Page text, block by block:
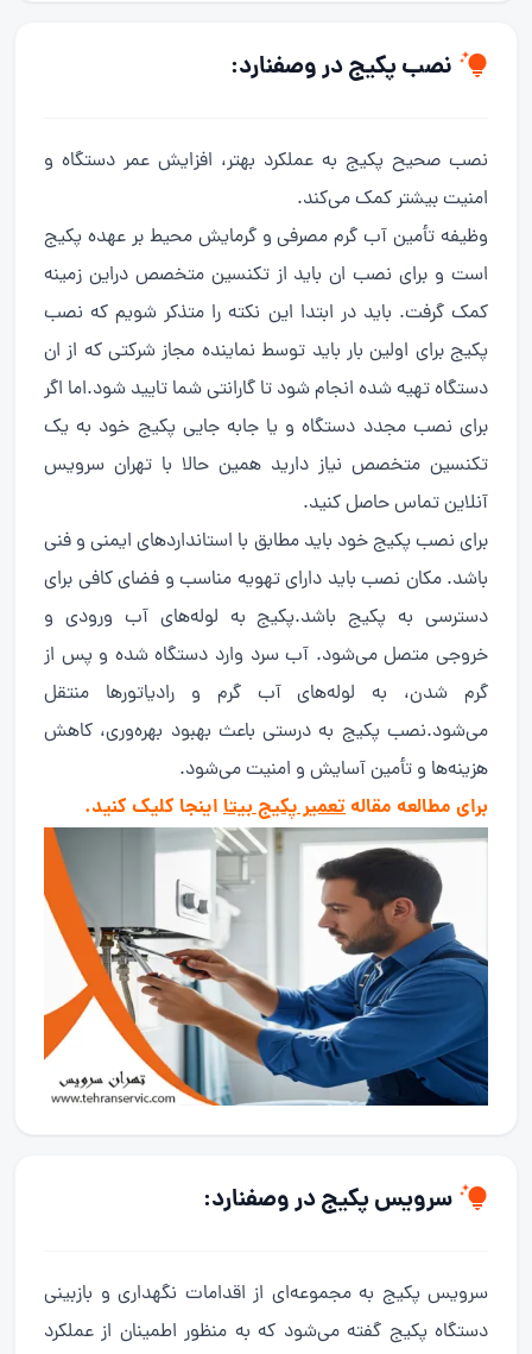
نصب پکیجدر وصفنارد:
نصب صحیح پکیج به عملکرد بهتر، افزایش عمر دستگاه و
امنیت بیشتر کمک می‌کند.
وظیفه تأمین آب گرم مصرفی و گرمایش محیط بر عهده پکیج
است و برای نصب ان باید از تکنسین متخصص دراین زمینه
کمک گرفت. باید در ابتدا این نکته را متذکر شویم که نصب
پکیج برای اولین بار باید توسط نماینده مجاز شرکتی که از ان
دستگاه تهیه شده انجام شود تا گارانتی شما تایید شود.اما اگر
برای نصب مجدد دستگاه و یا جابه جایی پکیج خود به یک
تکنسین متخصص نیاز دارید همین حالا با تهران سرویس
آنلاین تماس حاصل کنید.
برای نصب پکیج خود باید مطابق با استانداردهای ایمنی و فنی
باشد. مکان نصب باید دارای تهویه مناسب و فضای کافی برای
دسترسی به پکیج باشد.پکیج به لوله‌های آب ورودی و
خروجی متصل می‌شود. آب سرد وارد دستگاه شده و پس از
گرم شدن، به لوله‌های آب گرم و رادیاتور‌ها منتقل
می‌شود.نصب پکیج به درستی باعث بهبود بهره‌وری، کاهش
هزینه‌ها و تأمین آسایش و امنیت می‌شود.
برای مطالعه مقالهتعمیر پکیج بیتا اینجا کلیک کنید.
سرویس پکیجدر وصفنارد:
سرویس پکیج به مجموعه‌ای از اقدامات نگهداری و بازبینی
دستگاه پکیج گفته می‌شود که به منظور اطمینان از عملکرد